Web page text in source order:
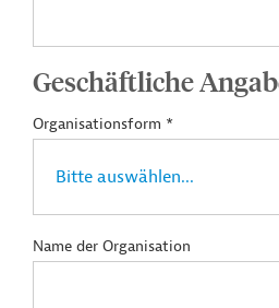
Geschäftliche
Organisationsform *
Name der Organisation